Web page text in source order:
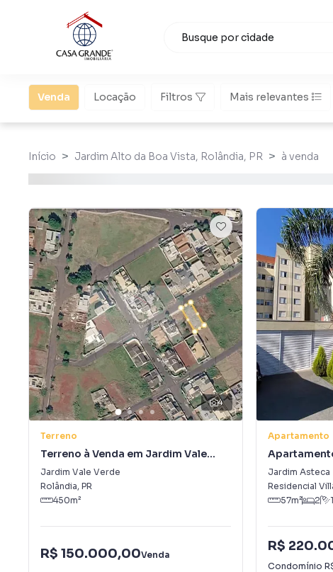
Venda Locação Filtros Mais relevantes
Início Jardim Alto da Boa Vista, Rolândia, PR à venda
4
Terreno
Terreno à Venda em Jardim Vale
Verde
Jardim Vale Verde
Rolândia, PR
450m²
R$ 150.000,00Venda
Apartamento
Asteca
Jardim Asteca
Residencial
57m² 2 1
R$
Condomínio